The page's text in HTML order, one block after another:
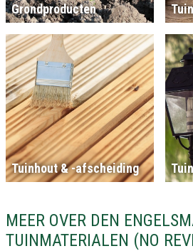
Grondproducten
Tuinhout & -afscheiding
MEER OVER DEN
TUINMATERIALEN (NO